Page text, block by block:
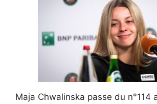
Maja Chwalinska passe du n°114